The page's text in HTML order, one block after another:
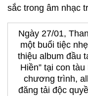
sắc trong âm nhạc
Ngày 27/01,
một buổi tiệc
thiệu album đầu
Hiền” tại con
chương trình,
đăng tải độc